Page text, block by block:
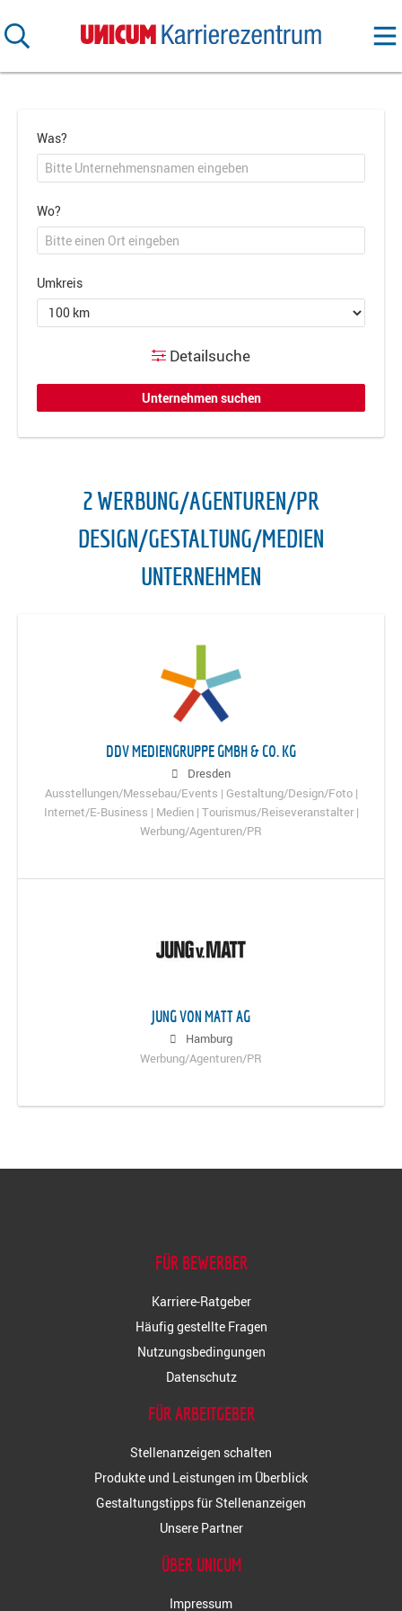
Was?
Wo?
Umkreis
Detailsuche
2 WERBUNG/AGENTUREN/PR
DESIGN/GESTALTUNG/MEDIEN
UNTERNEHMEN
DDV MEDIENGRUPPE GMBH & CO. KG
Dresden
Ausstellungen/Messebau/Events | Gestaltung/Design/Foto |
Internet/E-Business | Medien | Tourismus/Reiseveranstalter |
Werbung/Agenturen/PR
JUNG VON MATT AG
Hamburg
Werbung/Agenturen/PR
FÜR BEWERBER
Karriere-Ratgeber
Häufig gestellte Fragen
Nutzungsbedingungen
Datenschutz
FÜR ARBEITGEBER
Stellenanzeigen schalten
Produkte und Leistungen im Überblick
Gestaltungstipps für Stellenanzeigen
Unsere Partner
ÜBER UNICUM
Impressum